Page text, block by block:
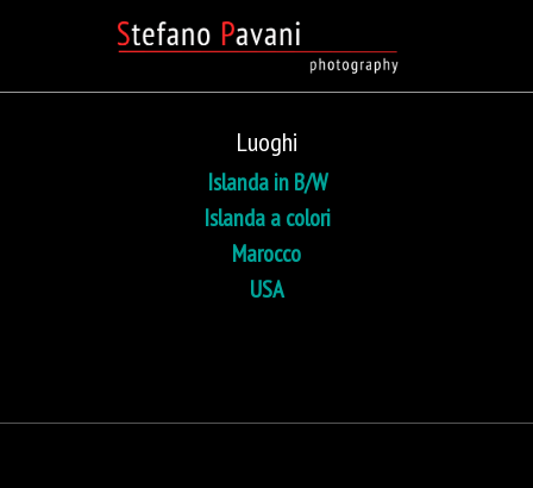
Luoghi
Islanda in B/W
Islanda a colori
Marocco
USA